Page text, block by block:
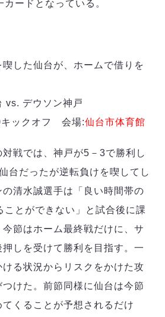
新居浜
道
クFC
九州
Ｆ２）
台
FOLLOW US!
ードとなっている。
した仙台が、ホームで借りを
vs. デウソン神戸
キックオフ 会場:仙台市体育館
戦では、神戸が5－3で勝利し
台だったが逆転負けを喫してし
の清水誠選手は「良い時間帯の
ことができない」と試合後に課
節はホーム最終戦だけに、サ
しを受けて勝利を目指す。一
る状況からリスクをかけた攻
けた。前節同様に仙台は今節
くることが予想されるだけ